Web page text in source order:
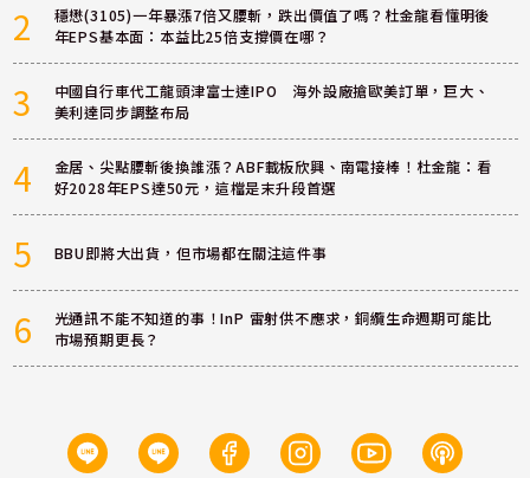
2
穩懋(3105)一年暴漲7倍又腰斬，跌出價值了嗎？杜金龍看懂明後
年EPS基本面：本益比25倍支撐價在哪？
3
中國自行車代工龍頭津富士達IPO 海外設廠搶歐美訂單，巨大、
美利達同步調整布局
4
金居、尖點腰斬後換誰漲？ABF載板欣興、南電接棒！杜金龍：看
好2028年EPS達50元，這檔是末升段首選
5 BBU即將大出貨，但市場都在關注這件事
6
光通訊不能不知道的事！InP 雷射供不應求，銅纜生命週期可能比
市場預期更長？